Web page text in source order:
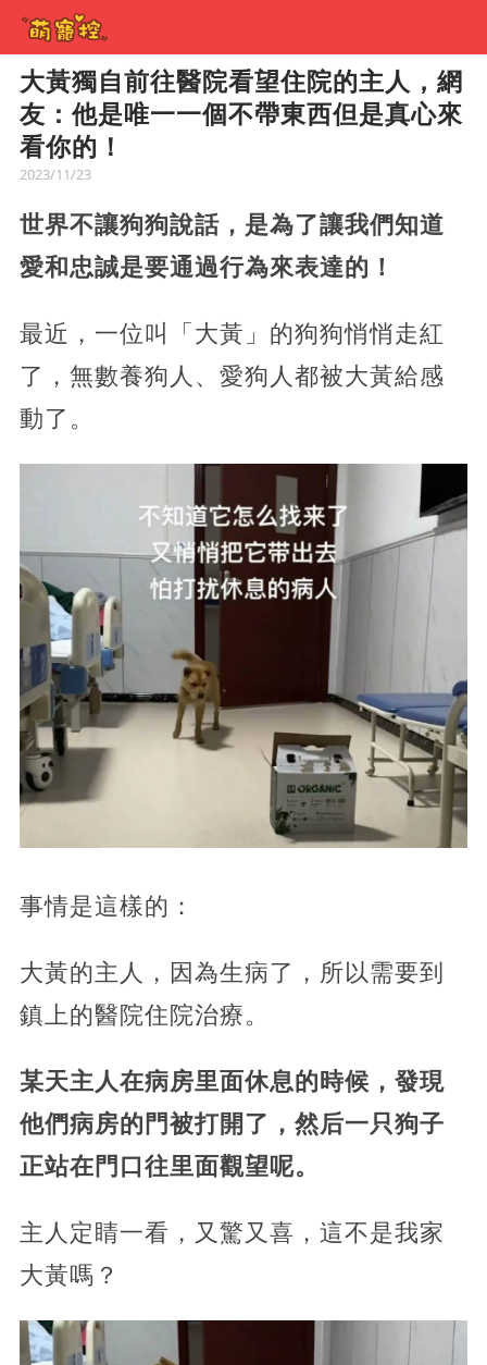
大黃獨自前往醫院看望住院的主人，網
友：他是唯一一個不帶東西但是真心來
看你的！
2023/11/23
世界不讓狗狗說話，是為了讓我們知道
愛和忠誠是要通過行為來表達的！
最近，一位叫「大黃」的狗狗悄悄走紅
了，無數養狗人、愛狗人都被大黃給感
動了。
事情是這樣的：
大黃的主人，因為生病了，所以需要到
鎮上的醫院住院治療。
某天主人在病房里面休息的時候，發現
他們病房的門被打開了，然后一只狗子
正站在門口往里面觀望呢。
主人定睛一看，又驚又喜，這不是我家
大黃嗎？